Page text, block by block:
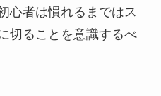
心者は慣れるまではス
切ることを意識するべ